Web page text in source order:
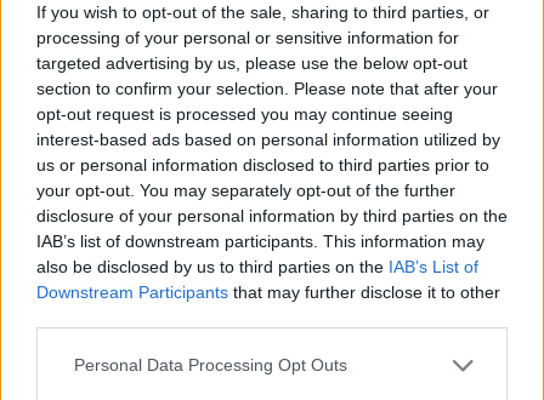
If you wish to opt-out of the sale, sharing to third parties, or
processing of your personal or sensitive information for
targeted advertising by us, please use the below opt-out
section to confirm your selection. Please note that after your
opt-out request is processed you may continue seeing
interest-based ads based on personal information utilized by
us or personal information disclosed to third parties prior to
your opt-out. You may separately opt-out of the further
disclosure of your personal information by third parties on the
IAB’s list of downstream participants. This information may
also be disclosed by us to third parties on the IAB’s List of
Downstream Participants that may further disclose it to other
Personal Data Processing Opt Outs
hangsúlyozta. Hozzátette, vegyék
figyelembe azt a népszavazást is,
amely egykamarás parlamentet, 300
fős képviseletet és átlátható
költségvetést követelt. Végül
bejelentette, hogy
aláírásokat is fognak
gyűjteni annak érdekében,